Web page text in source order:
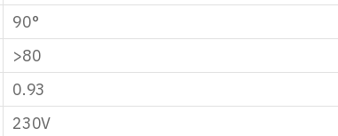
90°
>80
0.93
230V